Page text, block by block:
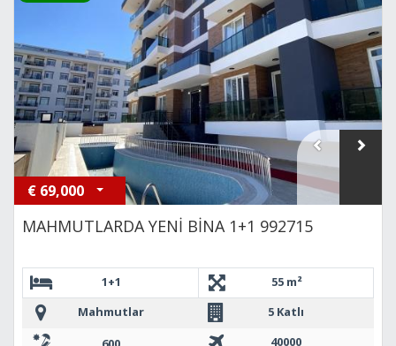
€ 69,000
MAHMUTLARDA YENİ BİNA 1+1 992715
1+1
55 m²
Mahmutlar
5 Katlı
40000